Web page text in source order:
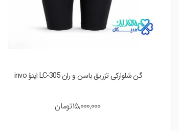
گن شلوارکی تزریق باسن و ران LC-305 اینوُ invo
۱۵,۰۰۰,۰۰۰تومان